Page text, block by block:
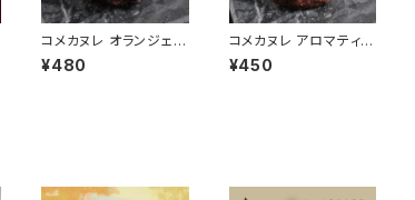
コメカヌレ オランジェ・
ショコラ 小麦を使わな
いグルテンフリーのカヌ
¥480
コメカヌレ アロマティッ
ク・レモン 小麦を使わ
ないグルテンフリーのカ
¥450